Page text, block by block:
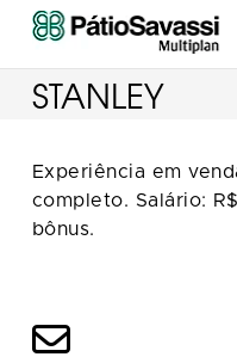
STANLEY
Experiência em
completo. Salário:
bônus.